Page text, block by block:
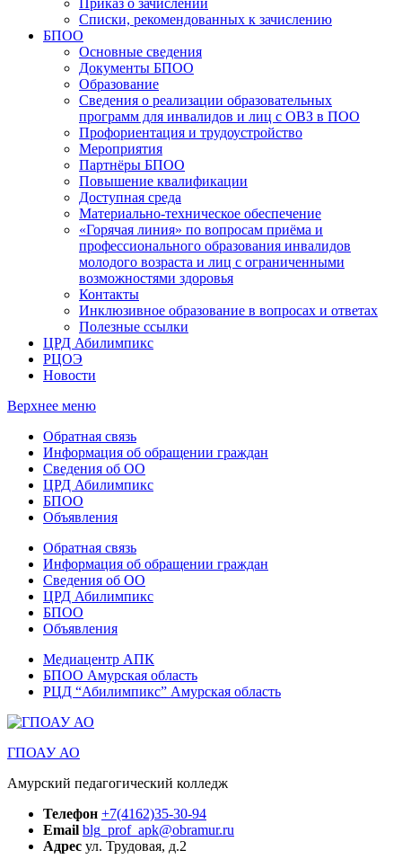
Приказ о зачислении
Списки, рекомендованных к зачислению
БПОО
Основные сведения
Документы БПОО
Образование
Сведения о реализации образовательных
программ для инвалидов и лиц с ОВЗ в ПОО
Профориентация и трудоустройство
Мероприятия
Партнёры БПОО
Повышение квалификации
Доступная среда
Материально-техническое обеспечение
«Горячая линия» по вопросам приёма и
профессионального образования инвалидов
молодого возраста и лиц с ограниченными
возможностями здоровья
Контакты
Инклюзивное образование в вопросах и ответах
Полезные ссылки
ЦРД Абилимпикс
РЦОЭ
Новости
Верхнее меню
Обратная связь
Информация об обращении граждан
Сведения об ОО
ЦРД Абилимпикс
БПОО
Объявления
Обратная связь
Информация об обращении граждан
Сведения об ОО
ЦРД Абилимпикс
БПОО
Объявления
Медиацентр АПК
БПОО Амурская область
РЦД “Абилимпикс” Амурская область
ГПОАУ АО
Амурский педагогический колледж
Телефон +7(4162)35-30-94
Email blg_prof_apk@obramur.ru
Адрес ул. Трудовая, д.2